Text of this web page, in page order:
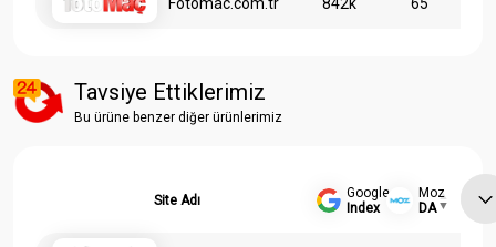
Fotomac.com.tr 842k 65
Tavsiye Ettiklerimiz
Bu ürüne benzer diğer ürünlerimiz
Site Adı
Google
Index
Moz
DA